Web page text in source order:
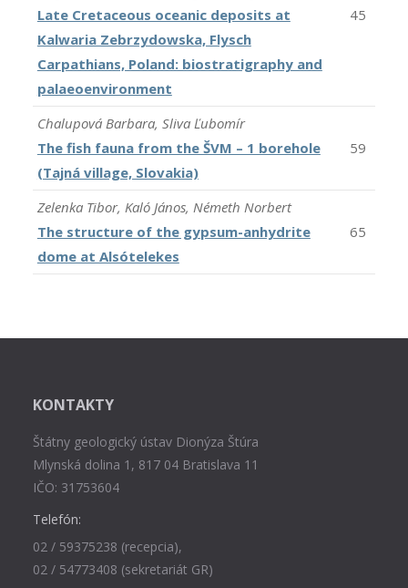
Late Cretaceous oceanic deposits at
Kalwaria Zebrzydowska, Flysch
Carpathians, Poland: biostratigraphy and
palaeoenvironment
45
Chalupová Barbara, Sliva Ľubomír
The fish fauna from the ŠVM – 1 borehole
(Tajná village, Slovakia)
59
Zelenka Tibor, Kaló János, Németh Norbert
The structure of the gypsum-anhydrite
dome at Alsótelekes
65
KONTAKTY
Štátny geologický ústav Dionýza Štúra
Mlynská dolina 1, 817 04 Bratislava 11
IČO: 31753604
Telefón:
02 / 59375238 (recepcia),
02 / 54773408 (sekretariát GR)